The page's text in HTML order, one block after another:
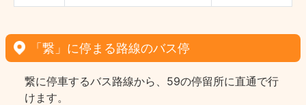
「繋」に停まる路線のバス停
繋に停車するバス路線から、59の停留所に直通で行
けます。